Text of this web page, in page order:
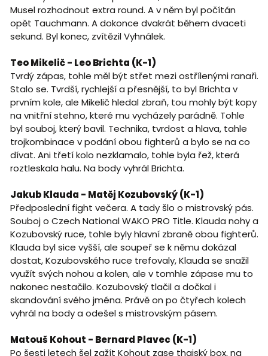
Musel rozhodnout extra round. A v něm byl počítán
opět Tauchmann. A dokonce dvakrát během dvaceti
sekund. Byl konec, zvítězil Vyhnálek.
Teo Mikelič - Leo Brichta (K-1)
Tvrdý zápas, tohle měl být střet mezi ostřílenými ranaři.
Stalo se. Tvrdší, rychlejší a přesnější, to byl Brichta v
prvním kole, ale Mikelič hledal zbraň, tou mohly být kopy
na vnitřní stehno, které mu vycházely parádně. Tohle
byl souboj, který bavil. Technika, tvrdost a hlava, tahle
trojkombinace v podání obou fighterů a bylo se na co
dívat. Ani třetí kolo nezklamalo, tohle byla řež, která
roztleskala halu. Na body vyhrál Brichta.
Jakub Klauda - Matěj Kozubovský (K-1)
Předposlední fight večera. A tady šlo o mistrovský pás.
Souboj o Czech National WAKO PRO Title. Klauda nohy a
Kozubovský ruce, tohle byly hlavní zbraně obou fighterů.
Klauda byl sice vyšší, ale soupeř se k němu dokázal
dostat, Kozubovského ruce trefovaly, Klauda se snažil
využít svých nohou a kolen, ale v tomhle zápase mu to
nakonec nestačilo. Kozubovský tlačil a dočkal i
skandování svého jména. Právě on po čtyřech kolech
vyhrál na body a odešel s mistrovským pásem.
Matouš Kohout - Bernard Plavec (K-1)
Po šesti letech šel zažít Kohout zase thajský box, na